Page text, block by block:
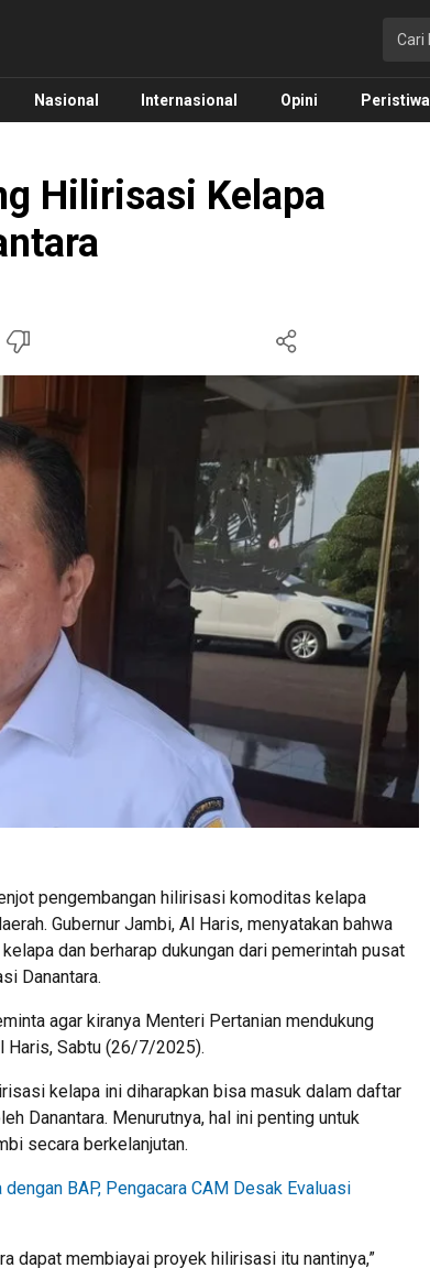
Nasional Internasional Opini Peristiwa
Hilirisasi Kelapa
pengembangan hilirisasi komoditas kelapa
Gubernur Jambi, Al Haris, menyatakan bahwa
dan berharap dukungan dari pemerintah pusat
Danantara.
agar kiranya Menteri Pertanian mendukung
Haris, Sabtu (26/7/2025).
kelapa ini diharapkan bisa masuk dalam daftar
Danantara. Menurutnya, hal ini penting untuk
secara berkelanjutan.
BAP, Pengacara CAM Desak Evaluasi
dapat membiayai proyek hilirisasi itu nantinya,”